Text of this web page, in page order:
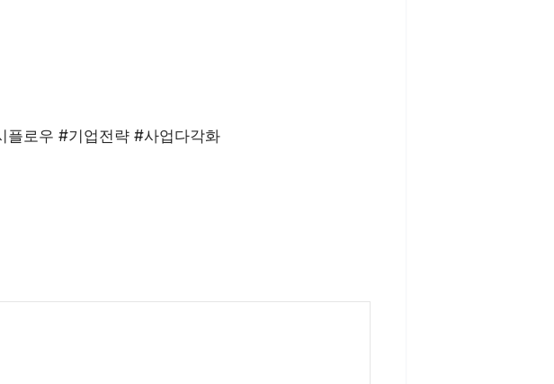
로우 #기업전략 #사업다각화